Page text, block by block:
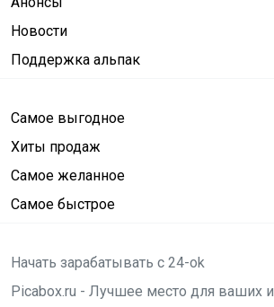
Новости
Поддержка альпак
Самое выгодное
Хиты продаж
Самое желанное
Самое быстрое
Начать зарабатывать с 24-ok
Picabox.ru - Лучшее место для ваших